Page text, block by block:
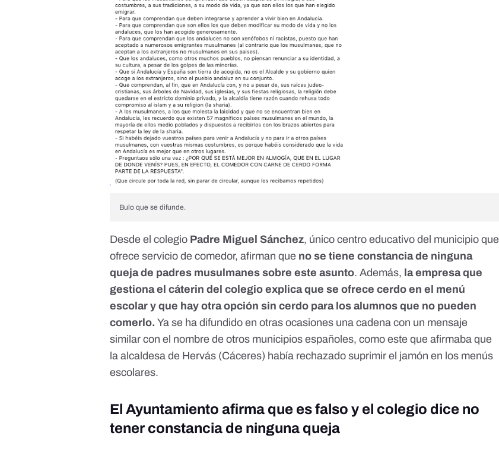
Bulo que se difunde.
Desde el colegio Padre Miguel Sánchez, único centro educativo del municipio que
ofrece servicio de comedor, afirman que no se tiene constancia de ninguna
queja de padres musulmanes sobre este asunto. Además, la empresa que
gestiona el cáterin del colegio explica que se ofrece cerdo en el menú
escolar y que hay otra opción sin cerdo para los alumnos que no pueden
comerlo. Ya se ha difundido en otras ocasiones una cadena con un mensaje
similar con el nombre de otros municipios españoles, como este que afirmaba que
la alcaldesa de Hervás (Cáceres) había rechazado suprimir el jamón en los menús
escolares.
El Ayuntamiento afirma que es falso y el colegio dice no
tener constancia de ninguna queja